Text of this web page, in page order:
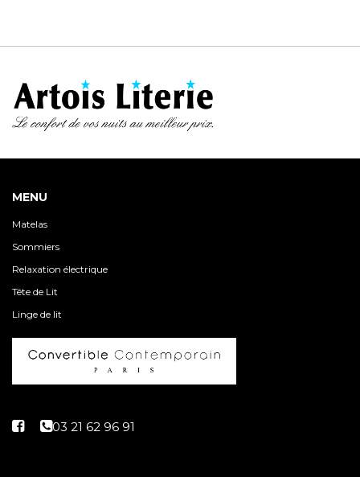
MENU
Matelas
Sommiers
Relaxation électrique
Tête de Lit
Linge de lit